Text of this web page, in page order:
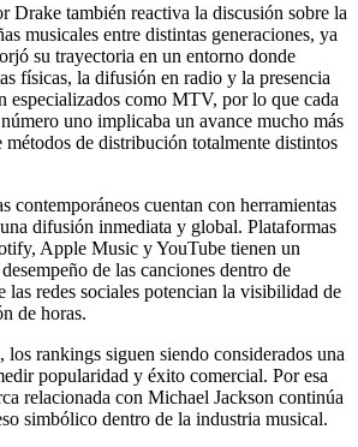
Drake también reactiva la discusión sobre la
musicales entre distintas generaciones, ya
su trayectoria en un entorno donde
físicas, la difusión en radio y la presencia
especializados como MTV, por lo que cada
uno implicaba un avance mucho más
métodos de distribución totalmente distintos
contemporáneos cuentan con herramientas
difusión inmediata y global. Plataformas
Apple Music y YouTube tienen un
de las canciones dentro de
las redes sociales potencian la visibilidad de
de horas.
los rankings siguen siendo considerados una
popularidad y éxito comercial. Por esa
relacionada con Michael Jackson continúa
simbólico dentro de la industria musical.